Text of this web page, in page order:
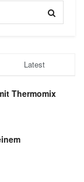
Latest
Thermomix